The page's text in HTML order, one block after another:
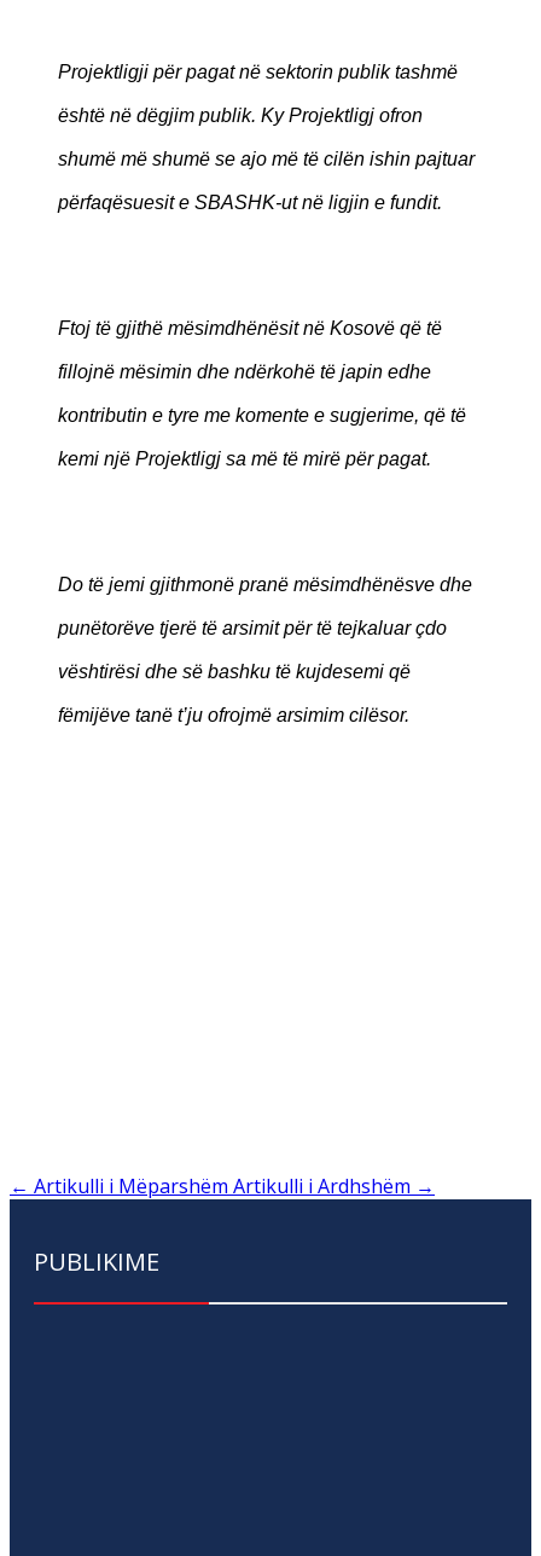
Projektligji për pagat në sektorin publik tashmë
është në dëgjim publik. Ky Projektligj ofron
shumë më shumë se ajo më të cilën ishin pajtuar
përfaqësuesit e SBASHK-ut në ligjin e fundit.
Ftoj të gjithë mësimdhënësit në Kosovë që të
fillojnë mësimin dhe ndërkohë të japin edhe
kontributin e tyre me komente e sugjerime, që të
kemi një Projektligj sa më të mirë për pagat.
Do të jemi gjithmonë pranë mësimdhënësve dhe
punëtorëve tjerë të arsimit për të tejkaluar çdo
vështirësi dhe së bashku të kujdesemi që
fëmijëve tanë t’ju ofrojmë arsimim cilësor.
← Artikulli i Mëparshëm Artikulli i Ardhshëm →
PUBLIKIME